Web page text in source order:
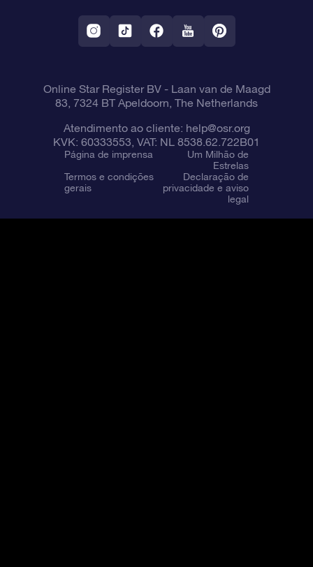
Aplicativo RV Fly me to the stars
Constelações
Online Star Register BV- Laan van de Maagd
83, 7324 BT Apeldoorn, The Netherlands
Atendimento ao cliente: help@osr.org
KVK: 60333553, VAT: NL 8538.62.722B01
Página de imprensa
Um Milhão de
Estrelas
Termos e condições
gerais
Declaração de
privacidade e aviso
legal